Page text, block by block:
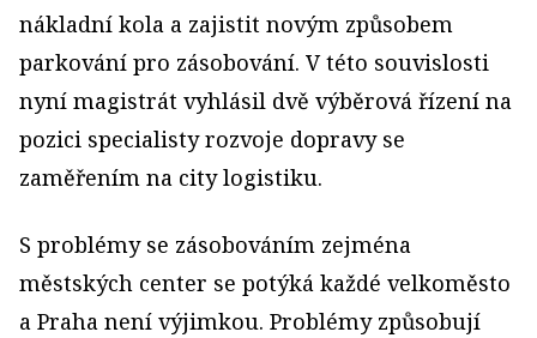
nákladní kola a zajistit novým způsobem
parkování pro zásobování. V této souvislosti
nyní magistrát vyhlásil dvě výběrová řízení na
pozici specialisty rozvoje dopravy se
zaměřením na city logistiku.
S problémy se zásobováním zejména
městských center se potýká každé velkoměsto
a Praha není výjimkou. Problémy způsobují